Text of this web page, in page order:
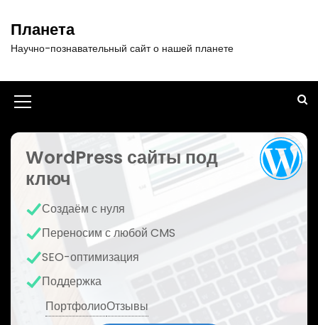
т
Планета
Научно-познавательный сайт о нашей планете
И
к
о
н
к
а
м
WordPress сайты под
ключ
Создаём с нуля
Переносим с любой CMS
SEO-оптимизация
Поддержка
ПортфолиоОтзывы